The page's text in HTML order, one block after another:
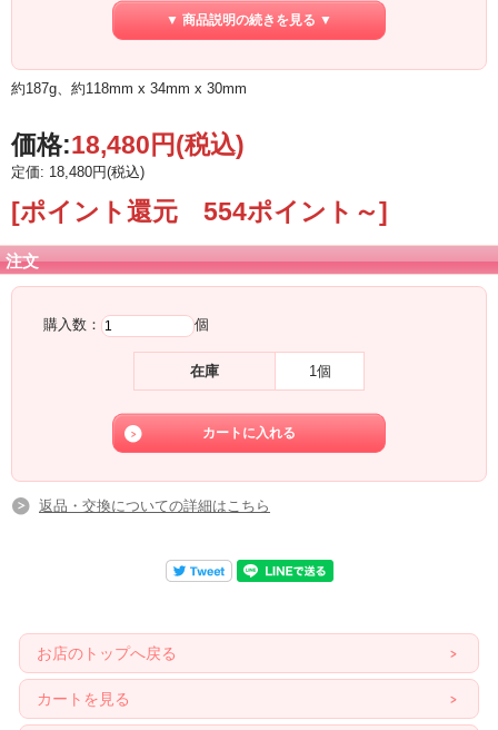
愛や人間関係を引き寄せ、ネガティブなエネルギーを徐々に取り除き、
信頼と調和をもたらしてくれます。自分を愛し、許して、他者を愛するサポート
▼ 商品説明の続きを見る ▼
約187g、約118mm x 34mm x 30mm
価格:18,480円(税込)
定価: 18,480円(税込)
[ポイント還元 554ポイント～]
注文
購入数： 個
在庫 1個
返品・交換についての詳細はこちら
お店のトップへ戻る
カートを見る